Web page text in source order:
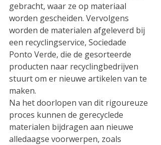
gebracht, waar ze op materiaal
worden gescheiden. Vervolgens
worden de materialen afgeleverd bij
een recyclingservice, Sociedade
Ponto Verde, die de gesorteerde
producten naar recyclingbedrijven
stuurt om er nieuwe artikelen van te
maken.
Na het doorlopen van dit rigoureuze
proces kunnen de gerecyclede
materialen bijdragen aan nieuwe
alledaagse voorwerpen, zoals